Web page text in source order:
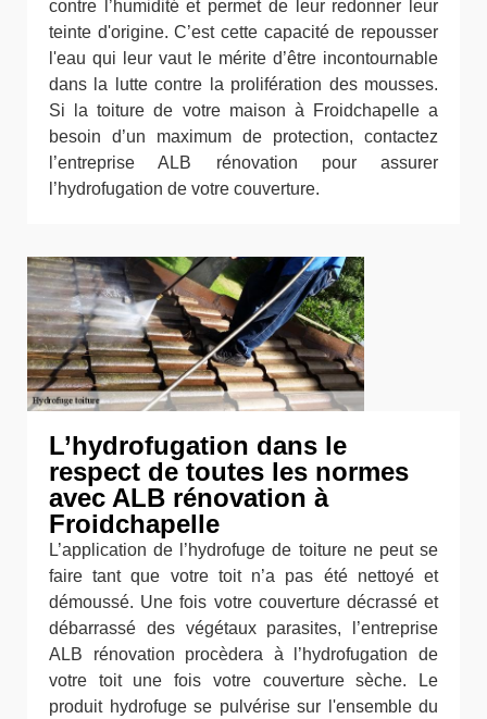
contre l’humidité et permet de leur redonner leur
teinte d'origine. C’est cette capacité de repousser
l'eau qui leur vaut le mérite d’être incontournable
dans la lutte contre la prolifération des mousses.
Si la toiture de votre maison à Froidchapelle a
besoin d’un maximum de protection, contactez
l’entreprise ALB rénovation pour assurer
l’hydrofugation de votre couverture.
L’hydrofugation dans le
respect de toutes les normes
avec ALB rénovation à
Froidchapelle
L’application de l’hydrofuge de toiture ne peut se
faire tant que votre toit n’a pas été nettoyé et
démoussé. Une fois votre couverture décrassé et
débarrassé des végétaux parasites, l’entreprise
ALB rénovation procèdera à l’hydrofugation de
votre toit une fois votre couverture sèche. Le
produit hydrofuge se pulvérise sur l'ensemble du